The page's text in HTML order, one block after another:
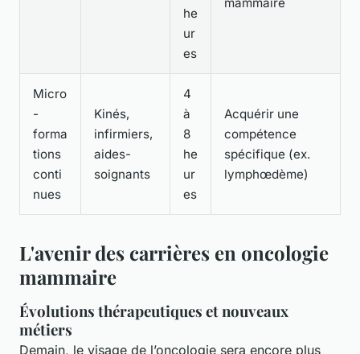
he
ur
es
Micro
-
forma
tions
conti
nues
Kinés,
infirmiers,
aides-
soignants
4
à
8
he
ur
es
Acquérir une
compétence
spécifique (ex.
lymphœdème)
L'avenir des carrières en oncologie
mammaire
Évolutions thérapeutiques et nouveaux
métiers
Demain, le visage de l’oncologie sera encore plus